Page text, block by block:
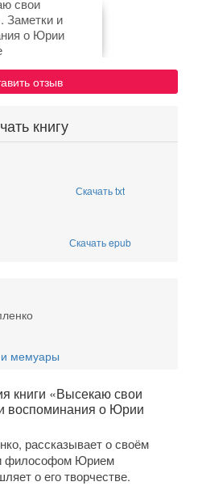
отзыв
книгу
Скачать txt
Скачать epub
мемуары
книги «Высекаю свои
воспоминания о Юрии
рассказывает о своём
философом Юрием
о его творчестве.